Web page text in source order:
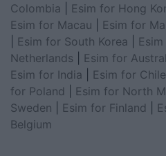
Colombia
Esim for Hong
Esim for Macau
Esim for
Esim for South Korea
Netherlands
Esim for
Esim for India
Esim for Chile
for Poland
Esim for North
Sweden
Esim for Finland
Belgium